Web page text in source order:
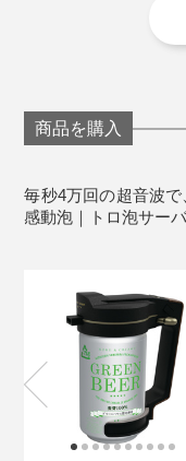
ぎても味の劣化に
徹底的な検証をく
ロヘルツ）の振動周
油分は泡立ちの“
って、グラス単体
と繊維や雑菌が付着
超音波ユニットは洗
は木目調で屋外で
く握りやすい質感で
式ビールサーバー
ですが、あまり泡
だから、この「ト
したが、まったく
MONOCOスタッフ
夫婦で飲む際、
材質：ABS、シ
対応サイズ：
【使用上のご注意】
充電式電池(ニッ
電圧に達しない
しっかりと奥ま
てからご使用くだ
分解や改造をし
ビールや発泡酒
用となりますの
ださい。
商品を購入
毎秒4万回の超音波
感動泡｜トロ泡サー